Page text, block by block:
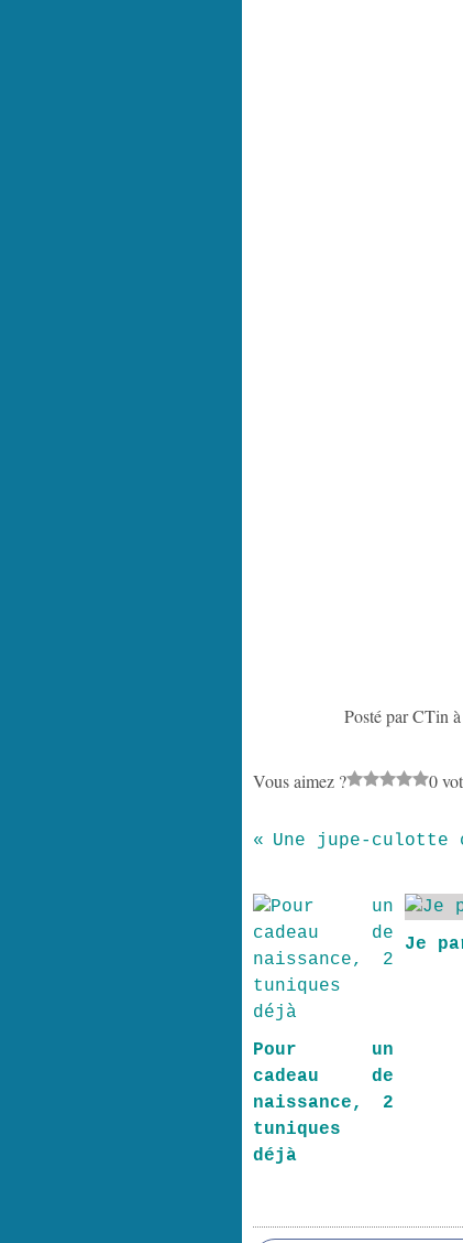
Posté par CTin
Vous aimez ? 0
Pour un
cadeau de
naissance, 2
tuniques
déjà
Je